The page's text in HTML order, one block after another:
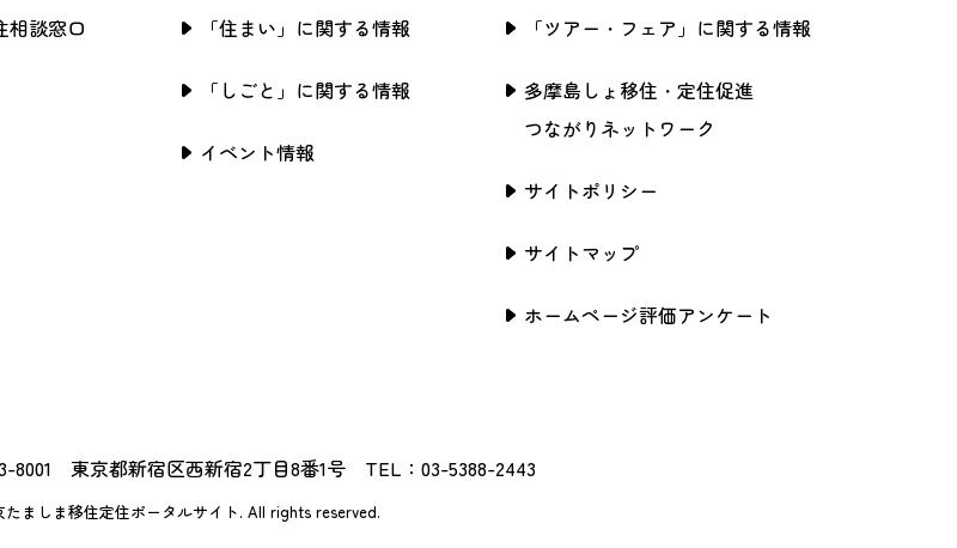
相談窓口 「住まい」に関する情報
「しごと」に関する情報
イベント情報
「ツアー・フェア」に関する情報
多摩島しょ移住・定住促進
つながりネットワーク
サイトポリシー
サイトマップ
ホームページ評価アンケート
8001 東京都新宿区西新宿2丁目8番1号 TEL：03-5388-2443
ましま移住定住ポータルサイト. All rights reserved.